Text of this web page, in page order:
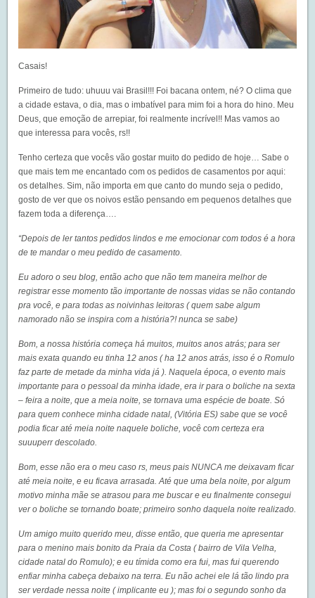
Casais!
Primeiro de tudo: uhuuu vai Brasil!!! Foi bacana ontem, né? O clima que
a cidade estava, o dia, mas o imbatível para mim foi a hora do hino. Meu
Deus, que emoção de arrepiar, foi realmente incrível!! Mas vamos ao
que interessa para vocês, rs!!
Tenho certeza que vocês vão gostar muito do pedido de hoje… Sabe o
que mais tem me encantado com os pedidos de casamentos por aqui:
os detalhes. Sim, não importa em que canto do mundo seja o pedido,
gosto de ver que os noivos estão pensando em pequenos detalhes que
fazem toda a diferença….
“Depois de ler tantos pedidos lindos e me emocionar com todos é a hora
de te mandar o meu pedido de casamento.
Eu adoro o seu blog, então acho que não tem maneira melhor de
registrar esse momento tão importante de nossas vidas se não contando
pra você, e para todas as noivinhas leitoras ( quem sabe algum
namorado não se inspira com a história?! nunca se sabe)
Bom, a nossa história começa há muitos, muitos anos atrás; para ser
mais exata quando eu tinha 12 anos ( ha 12 anos atrás, isso é o Romulo
faz parte de metade da minha vida já ). Naquela época, o evento mais
importante para o pessoal da minha idade, era ir para o boliche na sexta
– feira a noite, que a meia noite, se tornava uma espécie de boate. Só
para quem conhece minha cidade natal, (Vitória ES) sabe que se você
podia ficar até meia noite naquele boliche, você com certeza era
suuuperr descolado.
Bom, esse não era o meu caso rs, meus pais NUNCA me deixavam ficar
até meia noite, e eu ficava arrasada. Até que uma bela noite, por algum
motivo minha mãe se atrasou para me buscar e eu finalmente consegui
ver o boliche se tornando boate; primeiro sonho daquela noite realizado.
Um amigo muito querido meu, disse então, que queria me apresentar
para o menino mais bonito da Praia da Costa ( bairro de Vila Velha,
cidade natal do Romulo); e eu tímida como era fui, mas fui querendo
enfiar minha cabeça debaixo na terra. Eu não achei ele lá tão lindo pra
ser verdade nessa noite ( implicante eu ); mas foi o segundo sonho da